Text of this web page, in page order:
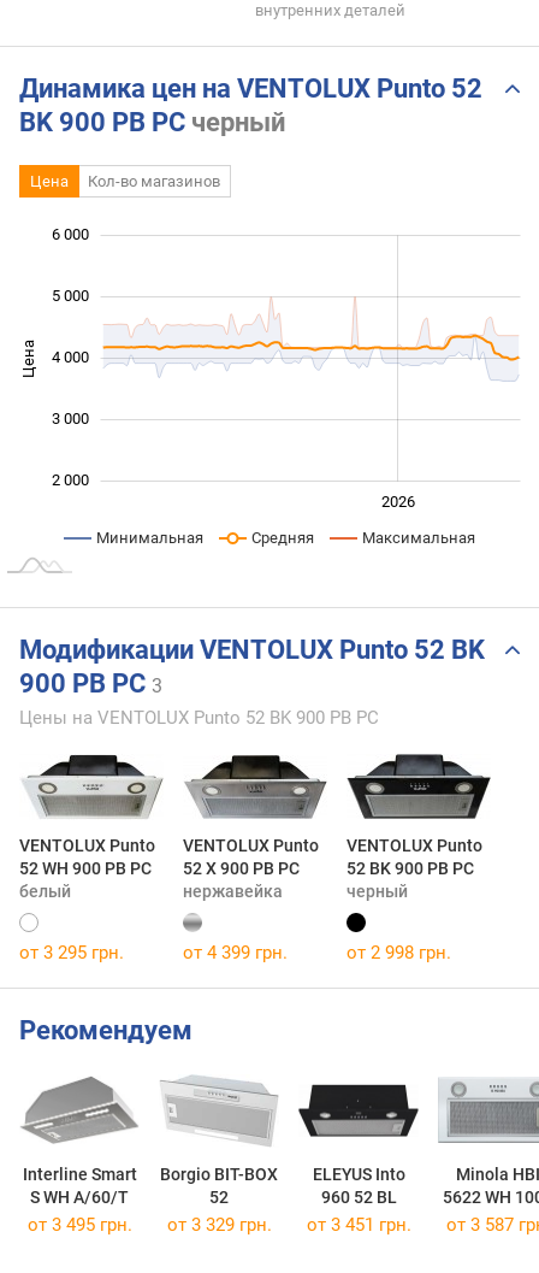
внутренних деталей
Динамика цен на VENTOLUX Punto 52
BK 900 PB PC черный
Цена Кол-во магазинов
Цена 2 500
2 000
3 000
4 000
6 000
5 000
2026
Минимальная Средняя Максимальная
Модификации VENTOLUX Punto 52 BK
900 PB PC 3
Цены на VENTOLUX Punto 52 BK 900 PB PC
VENTOLUX Punto
52 WH 900 PB PC
белый
VENTOLUX Punto
52 X 900 PB PC
нержавейка
VENTOLUX Punto
52 BK 900 PB PC
черный
от 3 295 грн. от 4 399 грн. от 2 998 грн.
Рекомендуем
Interline Smart
S WH A/60/T
Borgio BIT-BOX
52
ELEYUS Into
960 52 BL
Minola HBI
5622 WH
LED
от 3 495 грн. от 3 329 грн. от 3 451 грн. от 3 587